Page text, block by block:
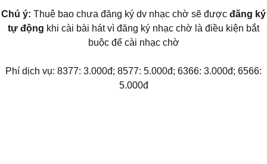
Chú ý: Thuê bao chưa đăng ký dv nhạc chờ sẽ được đăng ký
tự động khi cài bài hát vì đăng ký nhạc chờ là điều kiện bắt
buộc để cài nhạc chờ
Phí dịch vụ: 8377: 3.000đ; 8577: 5.000đ; 6366: 3.000đ; 6566:
5.000đ